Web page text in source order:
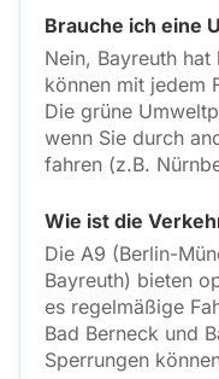
Brauche ich eine
Nein, Bayreuth
können mit jedem
Die grüne
wenn Sie durch
fahren (z.B.
Wie ist die
Die A9 (Berlin-
Bayreuth) bieten
es regelmäßige
Bad Berneck und
Sperrungen